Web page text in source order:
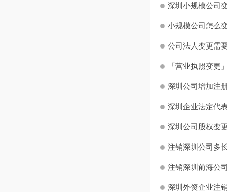
深圳小规模公司
小规模公司怎么
公司法人变更需
「营业执照变更
深圳公司增加注
深圳企业法定代
深圳公司股权变
注销深圳公司多
注销深圳前海公
深圳外资企业注